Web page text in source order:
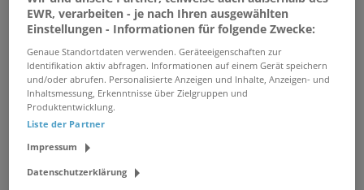
22.07.2026 /NRW.URBAN Service GmbH /
Düsseldorf, mobiles arbeiten
verwandte und ähnliche Stellenangebote
HR-Manager Stabstelle (m/w/d)
Teilzeit
EWR, verarbeiten - je nach Ihren ausgewählten
Einstellungen - Informationen für folgende Zwecke:
Genaue Standortdaten verwenden. Geräteeigenschaften zur
Identifikation aktiv abfragen. Informationen auf einem Gerät speichern
und/oder abrufen. Personalisierte Anzeigen und Inhalte, Anzeigen- und
Inhaltsmessung, Erkenntnisse über Zielgruppen und
Produktentwicklung.
Liste der Partner
Impressum
Datenschutzerklärung